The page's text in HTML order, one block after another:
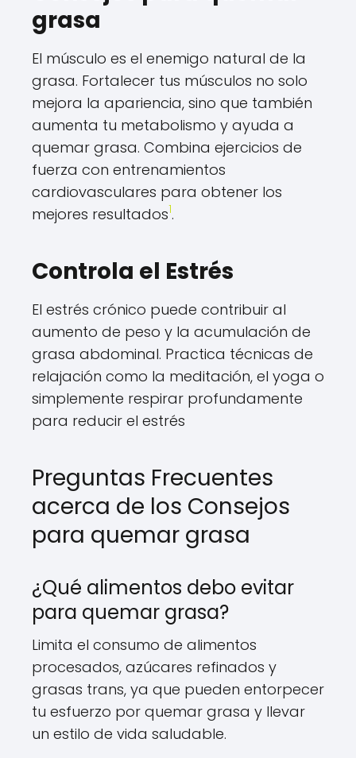
grasa
El músculo es el enemigo natural de la
grasa. Fortalecer tus músculos no solo
mejora la apariencia, sino que también
aumenta tu metabolismo y ayuda a
quemar grasa. Combina ejercicios de
fuerza con entrenamientos
cardiovasculares para obtener los
mejores resultados1.
Controla el Estrés
El estrés crónico puede contribuir al
aumento de peso y la acumulación de
grasa abdominal. Practica técnicas de
relajación como la meditación, el yoga o
simplemente respirar profundamente
para reducir el estrés
Preguntas Frecuentes
acerca de los Consejos
para quemar grasa
¿Qué alimentos debo evitar
para quemar grasa?
Limita el consumo de alimentos
procesados, azúcares refinados y
grasas trans, ya que pueden entorpecer
tu esfuerzo por quemar grasa y llevar
un estilo de vida saludable.